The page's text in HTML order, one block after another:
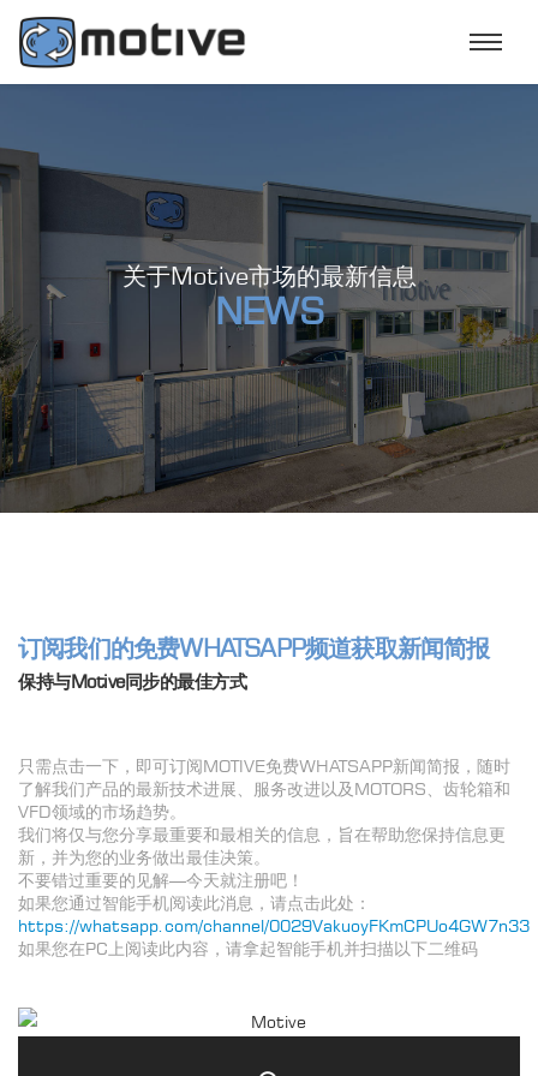
关于Motive市场的最新信息
NEWS
订阅我们的免费WHATSAPP频道获取新闻简报
保持与Motive同步的最佳方式
只需点击一下，即可订阅MOTIVE免费WHATSAPP新闻简报，随时
了解我们产品的最新技术进展、服务改进以及MOTORS、齿轮箱和
VFD领域的市场趋势。
我们将仅与您分享最重要和最相关的信息，旨在帮助您保持信息更
新，并为您的业务做出最佳决策。
不要错过重要的见解—今天就注册吧！
如果您通过智能手机阅读此消息，请点击此处：
https://whatsapp.com/channel/0029VakuoyFKmCPUo4GW7n33
如果您在PC上阅读此内容，请拿起智能手机并扫描以下二维码